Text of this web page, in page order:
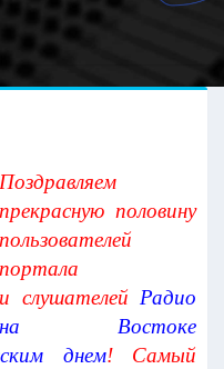
Поздравляем
прекрасную половину
пользователей
портала
и слушателей Радио
на Востоке
днем! Самый